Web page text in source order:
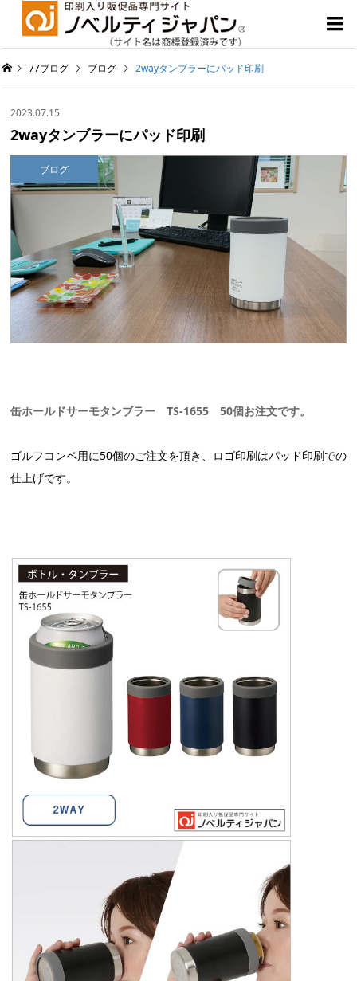

77ブログ ブログ 2wayタンブラーにパッド印刷
2023.07.15
2wayタンブラーにパッド印刷
ブログ
缶ホールドサーモタンブラー TS-1655 50個お注文です。
ゴルフコンペ用に50個のご注文を頂き、ロゴ印刷はパッド印刷での
仕上げです。